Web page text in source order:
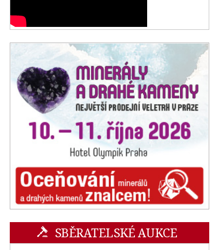
SBĚRATELSKÉ AUKCE